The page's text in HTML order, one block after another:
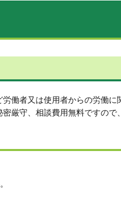
働者又は使用者からの労働に
厳守、相談費用無料ですので